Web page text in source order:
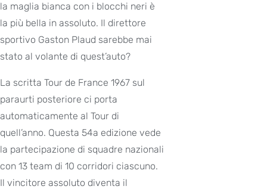
la maglia bianca con i blocchi neri è
la più bella in assoluto. Il direttore
sportivo Gaston Plaud sarebbe mai
stato al volante di quest’auto?
La scritta Tour de France 1967 sul
paraurti posteriore ci porta
automaticamente al Tour di
quell’anno. Questa 54a edizione vede
la partecipazione di squadre nazionali
con 13 team di 10 corridori ciascuno.
Il vincitore assoluto diventa il